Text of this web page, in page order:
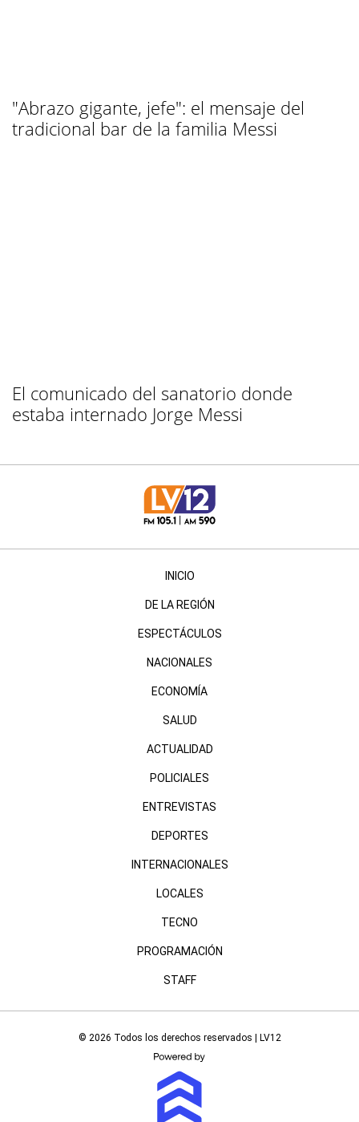
"Abrazo gigante, jefe": el mensaje del
tradicional bar de la familia Messi
El comunicado del sanatorio donde
estaba internado Jorge Messi
INICIO
DE LA REGIÓN
ESPECTÁCULOS
NACIONALES
ECONOMÍA
SALUD
ACTUALIDAD
POLICIALES
ENTREVISTAS
DEPORTES
INTERNACIONALES
LOCALES
TECNO
PROGRAMACIÓN
STAFF
© 2026 Todos los derechos reservados | LV12